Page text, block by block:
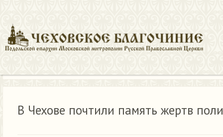
В Чехове почтили память жертв